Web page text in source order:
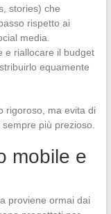
stories) che
rispetto ai
media.
e riallocare il budget
equamente
rigoroso, ma evita di
più prezioso.
mobile e
proviene ormai dai